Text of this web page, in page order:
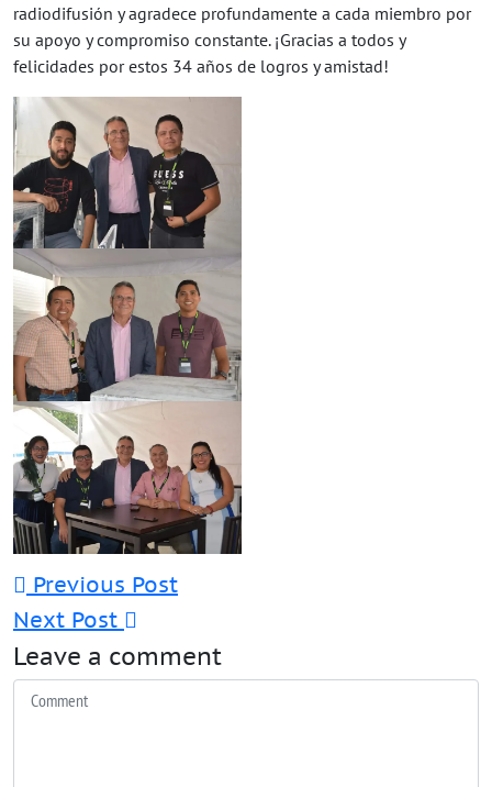
radiodifusión y agradece profundamente a cada miembro por
su apoyo y compromiso constante. ¡Gracias a todos y
felicidades por estos 34 años de logros y amistad!
Previous Post
Next Post
Leave a comment